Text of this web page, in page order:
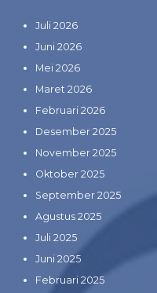
Juli 2026
Juni 2026
Mei 2026
Maret 2026
Februari 2026
Desember 2025
November 2025
Oktober 2025
September 2025
Agustus 2025
Juli 2025
Juni 2025
Februari 2025